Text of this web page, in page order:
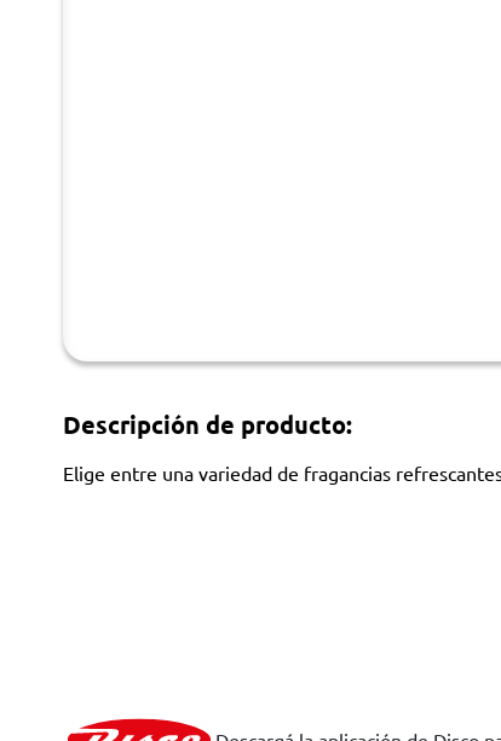
Descripción de producto:
Elige entre una variedad de fragancias